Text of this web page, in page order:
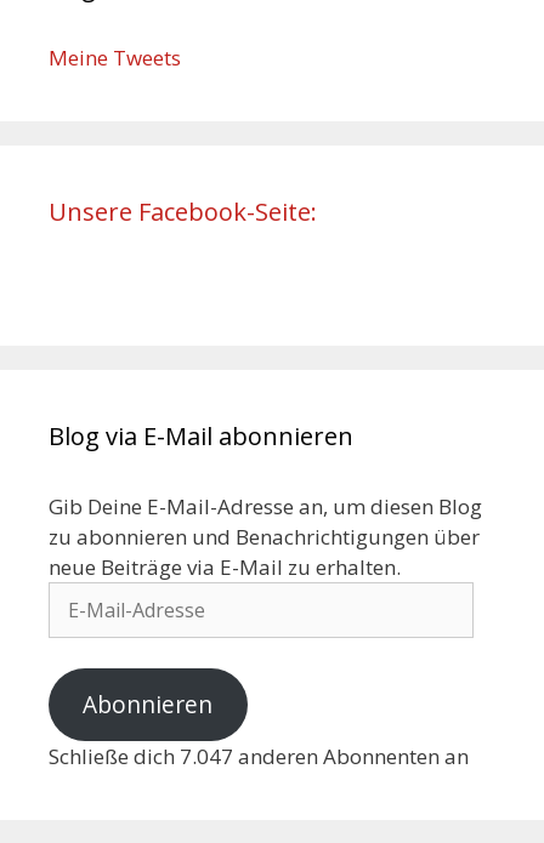
Meine Tweets
Unsere Facebook-Seite:
Blog via E-Mail abonnieren
Gib Deine E-Mail-Adresse an, um diesen Blog
zu abonnieren und Benachrichtigungen über
neue Beiträge via E-Mail zu erhalten.
Abonnieren
Schließe dich 7.047 anderen Abonnenten an